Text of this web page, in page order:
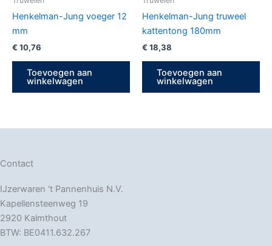
Henkelman-Jung voeger 12
mm
€ 10,76
Toevoegen aan
winkelwagen
Henkelman-Jung truweel
kattentong 180mm
€ 18,38
Toevoegen aan
winkelwagen
Contact
IJzerwaren ‘t Pannenhuis N.V.
Kapellensteenweg 19
2920 Kalmthout
BTW: BE0411.632.267